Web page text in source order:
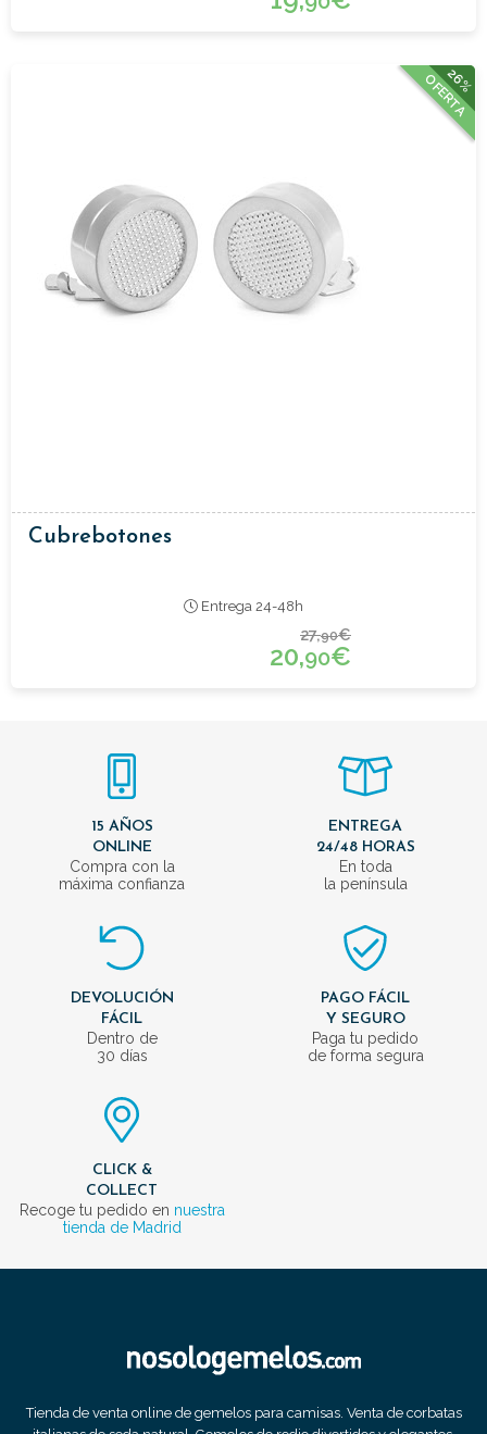
26%
OFERTA
Cubrebotones
Entrega 24-48h
27,90€
20,90€
15 AÑOS
ONLINE
Compra con la
máxima confianza
ENTREGA
24/48 HORAS
En toda
la península
DEVOLUCIÓN
FÁCIL
Dentro de
30 días
PAGO FÁCIL
Y SEGURO
Paga tu pedido
de forma segura
CLICK &
COLLECT
Recoge tu pedido en nuestra
tienda de Madrid
Tienda de venta online de gemelos para camisas. Venta de corbatas